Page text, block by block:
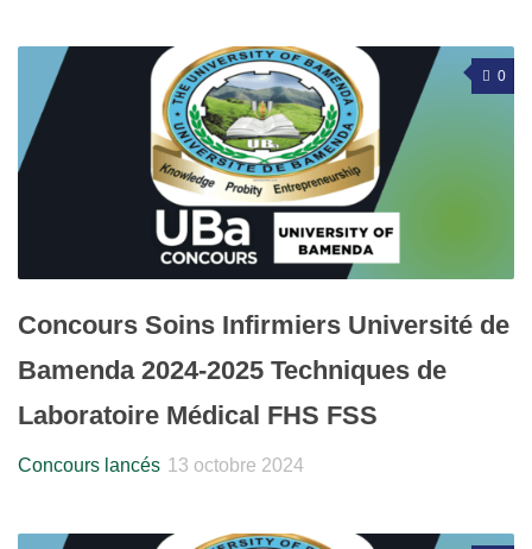
0
Concours Soins Infirmiers Université de
Bamenda 2024-2025 Techniques de
Laboratoire Médical FHS FSS
Concours lancés 13 octobre 2024